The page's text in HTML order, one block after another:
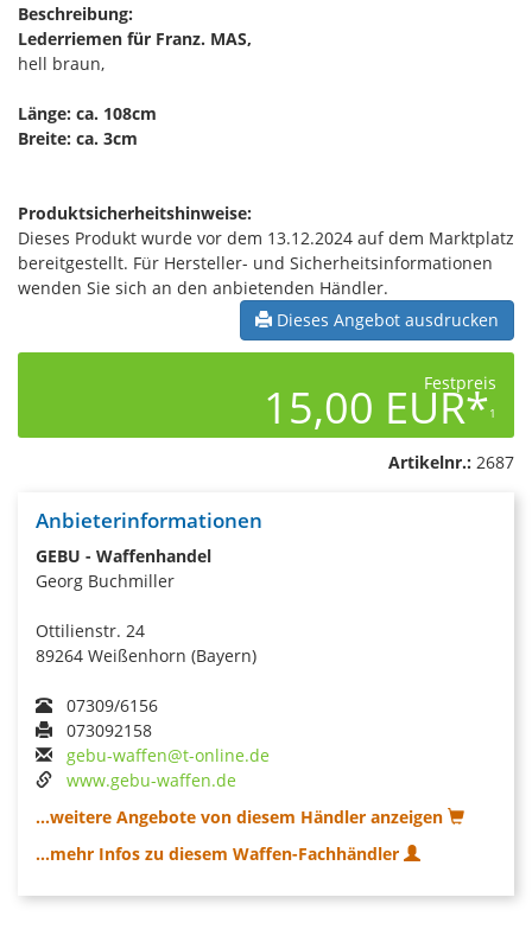
Beschreibung:
Lederriemen für Franz. MAS,
hell braun,
Länge: ca. 108cm
Breite: ca. 3cm
Produktsicherheitshinweise:
Dieses Produkt wurde vor dem 13.12.2024 auf dem Marktplatz
bereitgestellt. Für Hersteller- und Sicherheitsinformationen
wenden Sie sich an den anbietenden Händler.
Dieses Angebot ausdrucken
Festpreis
15,00 EUR*1
Artikelnr.: 2687
Anbieterinformationen
GEBU - Waffenhandel
Georg Buchmiller
Ottilienstr. 24
89264 Weißenhorn (Bayern)
07309/6156
073092158
gebu-waffen@t-online.de
www.gebu-waffen.de
...weitere Angebote von diesem Händler anzeigen
...mehr Infos zu diesem Waffen-Fachhändler